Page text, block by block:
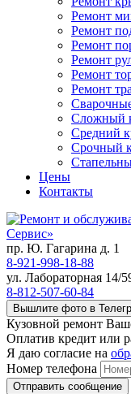
Ремонт
Ремонт
Ремонт
Ремонт
Ремонт
Ремонт
Сложный
Средний
Срочный
Цены
Контакты
пр. Ю. Гагарина д. 1
8-921-998-18-88
ул. Лабораторная 14/
8-812-507-60-84
Вышлите фото в
Кузовной ремонт
Оплатив кредит или
Я даю согласие на
Номер телефона